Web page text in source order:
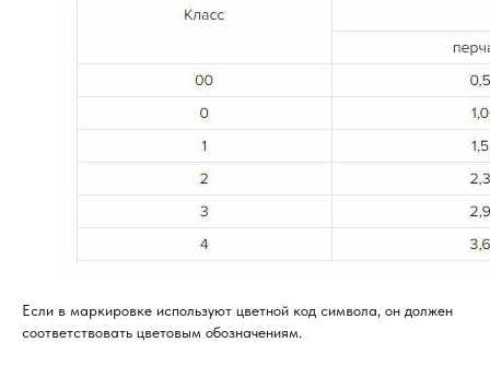
Если в маркировке используют цветной код символа, он должен
соответствовать цветовым обозначениям.